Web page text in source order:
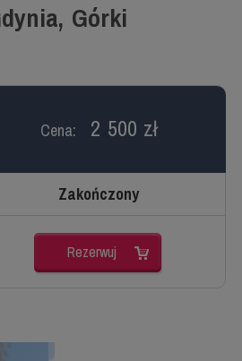
Górki
Cena: 2 500 zł
Zakończony
Rezerwuj